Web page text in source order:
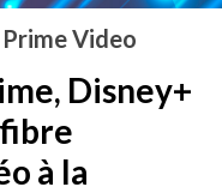
Video
Disney+
à la